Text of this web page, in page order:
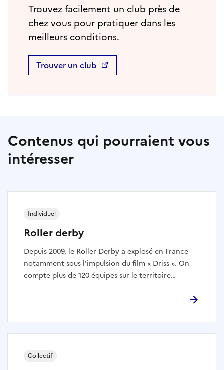
Trouvez facilement un club près de
chez vous pour pratiquer dans les
meilleurs conditions.
Trouver un club
Contenus qui pourraient vous
intéresser
Roller derby
Depuis 2009, le Roller Derby a explosé en France
notamment sous l’impulsion du film « Driss ». On
compte plus de 120 équipes sur le territoire
autour d’une piste : une « jammeuse » doit franchir
marquer des points. Bien que la pratique
masculine soit nettement minoritaire, elle ne cesse
Individuel
Collectif